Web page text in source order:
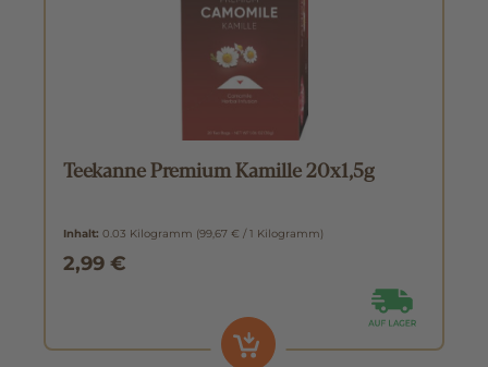
Teekanne Premium Kamille 20x1,5g
Inhalt: 0.03 Kilogramm (99,67 € / 1 Kilogramm)
2,99 €